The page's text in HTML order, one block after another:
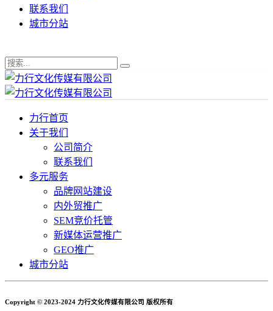
联系我们
城市分站
力行首页
关于我们
公司简介
联系我们
多元服务
品牌网站建设
内外贸推广
SEM竞价托管
新媒体运营推广
GEO推广
城市分站
Copyright © 2023-2024 力行文化传媒有限公司 版权所有